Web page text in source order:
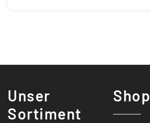
Unser
Sortiment
Shop